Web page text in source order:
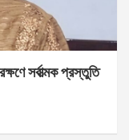
সর্বাত্মক প্রস্তুতি